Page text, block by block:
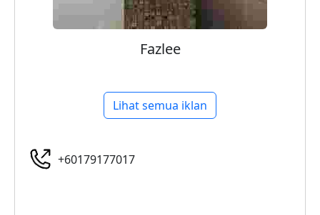
Fazlee
Lihat semua iklan
+60179177017